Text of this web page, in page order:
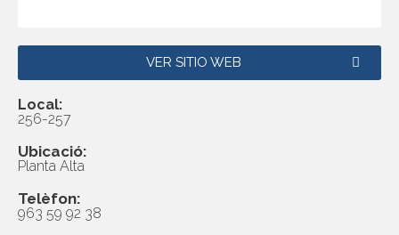
VER SITIO WEB
Local:
256-257
Ubicació:
Planta Alta
Telèfon:
963 59 92 38